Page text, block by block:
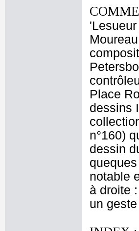
Place
dessins
n°160)
dessin
notable
à droite
un